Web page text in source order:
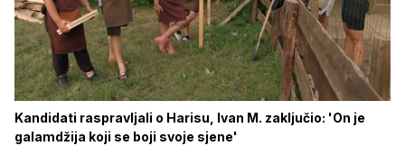
Kandidati raspravljali o Harisu, Ivan M. zaključio: 'On je
galamdžija koji se boji svoje sjene'